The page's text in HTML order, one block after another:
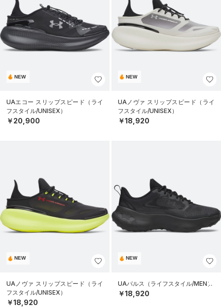
NEW
UAエコー スリップスピード（ライ
フスタイル/UNISEX）
￥20,900
NEW
UAノヴァ スリップスピード（ライ
フスタイル/UNISEX）
￥18,920
NEW
UAノヴァ スリップスピード（ライ
フスタイル/UNISEX）
￥18,920
NEW
UAパルス（ライフスタイル/MEN）
￥18,920